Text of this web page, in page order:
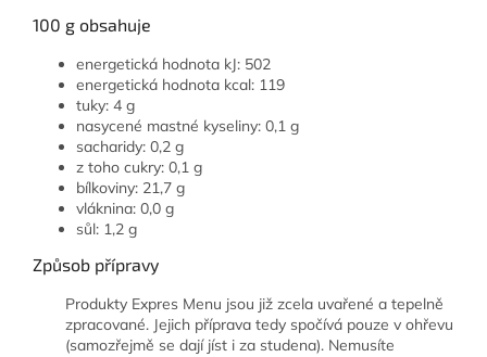
100 g obsahuje
energetická hodnota kJ: 502
energetická hodnota kcal: 119
tuky: 4 g
nasycené mastné kyseliny: 0,1 g
sacharidy: 0,2 g
z toho cukry: 0,1 g
bílkoviny: 21,7 g
vláknina: 0,0 g
sůl: 1,2 g
Způsob přípravy
Produkty Expres Menu jsou již zcela uvařené a tepelně
zpracované. Jejich příprava tedy spočívá pouze v ohřevu
(samozřejmě se dají jíst i za studena). Nemusíte